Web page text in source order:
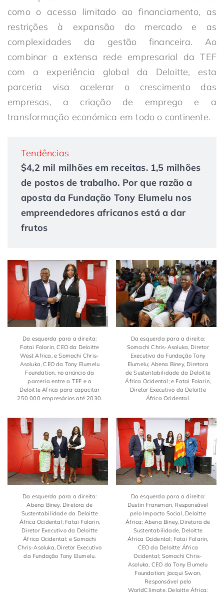
como o acesso limitado ao financiamento, as
restrições à expansão do mercado e as
complexidades da gestão financeira. Ao
combinar a extensa rede empresarial da TEF
com a experiência global da Deloitte, esta
parceria visa acelerar o crescimento das
empresas, a criação de emprego e a
transformação económica em todo o continente.
Tendências
$4,2 mil milhões em receitas. 1,5 milhões
de postos de trabalho. Por que razão a
aposta da Fundação Tony Elumelu nos
empreendedores africanos está a dar
frutos
Da esquerda para a direita:
Fatai Folarin, CEO da Deloitte
West Africa, e Somachi Chris-
Asoluka, CEO da Tony Elumelu
Foundation, no anúncio da
parceria entre a TEF e a
Deloitte Africa para capacitar
250 000 empresários até 2030.
Da esquerda para a direita:
Somachi Chris-Asoluka, Diretor
Executivo da Fundação Tony
Elumelu; Abena Biney, Diretora
de Sustentabilidade da Deloitte
África Ocidental; e Fatai Folarin,
Diretor Executivo da Deloitte
África Ocidental.
Da esquerda para a direita:
Abena Biney, Diretora de
Sustentabilidade da Deloitte
África Ocidental; Fatai Folarin,
Diretor Executivo da Deloitte
África Ocidental; e Somachi
Chris-Asoluka, Diretor Executivo
da Fundação Tony Elumelu.
Da esquerda para a direita:
Dustin Fransman, Responsável
pelo Impacto Social, Deloitte
África; Abena Biney, Diretora de
Sustentabilidade, Deloitte
África Ocidental; Fatai Folarin,
CEO da Deloitte África
Ocidental; Somachi Chris-
Asoluka, CEO da Tony Elumelu
Foundation; Jacqui Swan,
Responsável pelo
WorldClimate, Deloitte África;